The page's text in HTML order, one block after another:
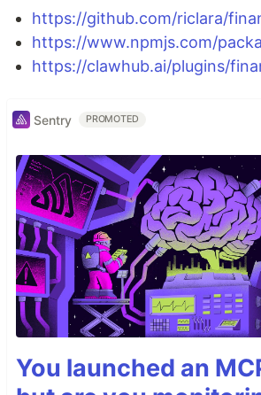
https://github.com/riclara/
https://www.npmjs.com/
https://clawhub.ai/plugins/
Sentry PROMOTED
You launched an